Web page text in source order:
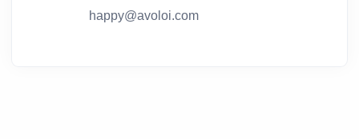
happy@avoloi.com